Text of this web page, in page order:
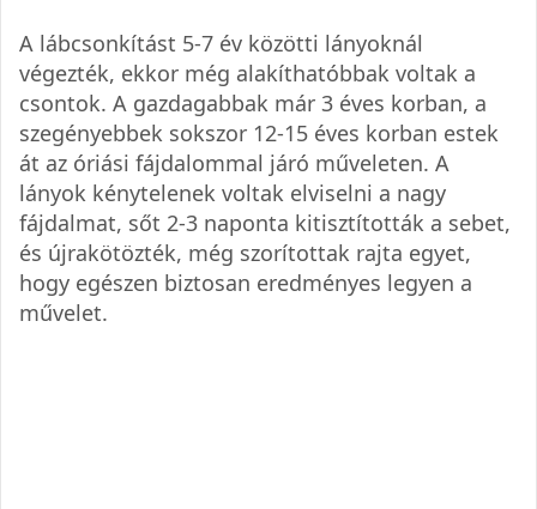
A lábcsonkítást 5-7 év közötti lányoknál
végezték, ekkor még alakíthatóbbak voltak a
csontok. A gazdagabbak már 3 éves korban, a
szegényebbek sokszor 12-15 éves korban estek
át az óriási fájdalommal járó műveleten. A
lányok kénytelenek voltak elviselni a nagy
fájdalmat, sőt 2-3 naponta kitisztították a sebet,
és újrakötözték, még szorítottak rajta egyet,
hogy egészen biztosan eredményes legyen a
művelet.